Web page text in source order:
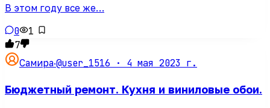
В этом году все же…
0
1
7
Самира·@user_1516 · 4 мая 2023 г.
Бюджетный ремонт. Кухня и виниловые обои.